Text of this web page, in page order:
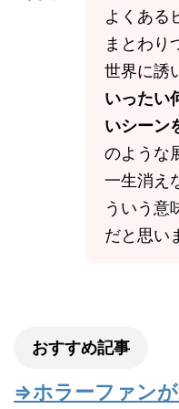
よくある
まとわり
世界に誘
いったい
いシーン
のような
一生消え
ういう意
だと思い
おすすめ記事
⇒ホラーファン